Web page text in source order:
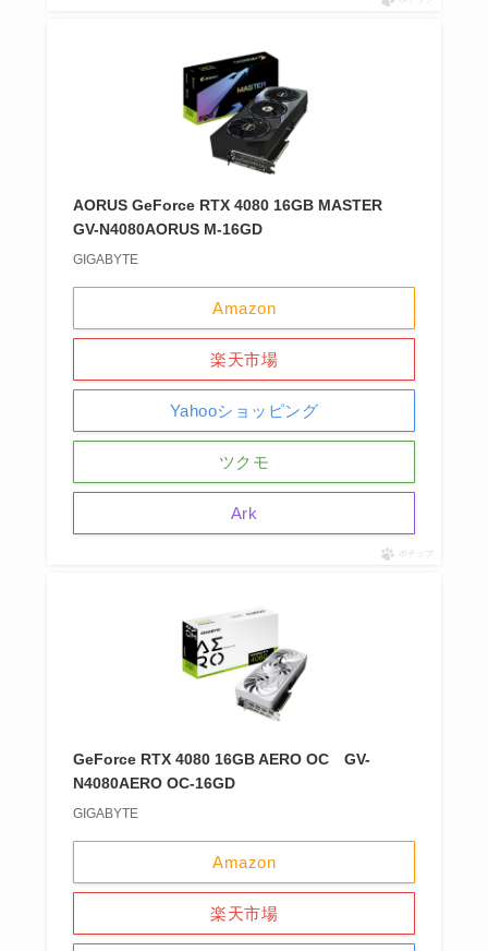
AORUS GeForce RTX 4080 16GB MASTER
GV-N4080AORUS M-16GD
GIGABYTE
Amazon
楽天市場
Yahooショッピング
ツクモ
Ark
ポチップ
GeForce RTX 4080 16GB AERO OC GV-
N4080AERO OC-16GD
GIGABYTE
Amazon
楽天市場